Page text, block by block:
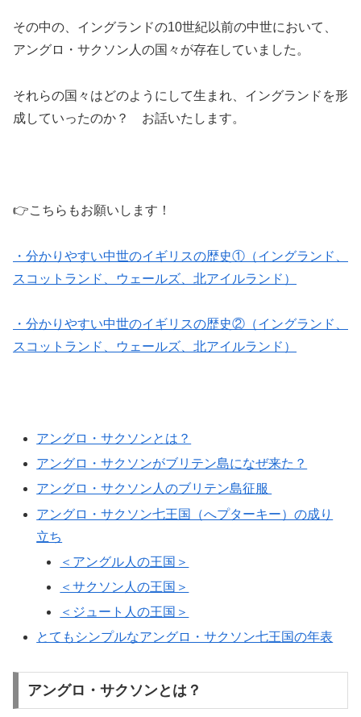
その中の、イングランドの10世紀以前の中世において、
アングロ・サクソン人の国々が存在していました。
それらの国々はどのようにして生まれ、イングランドを形
成していったのか？ お話いたします。
👉こちらもお願いします！
・分かりやすい中世のイギリスの歴史①（イングランド、
スコットランド、ウェールズ、北アイルランド）
・分かりやすい中世のイギリスの歴史②（イングランド、
スコットランド、ウェールズ、北アイルランド）
アングロ・サクソンとは？
アングロ・サクソンがブリテン島になぜ来た？
アングロ・サクソン人のブリテン島征服
アングロ・サクソン七王国（へプターキー）の成り
立ち
＜アングル人の王国＞
＜サクソン人の王国＞
＜ジュート人の王国＞
とてもシンプルなアングロ・サクソン七王国の年表
アングロ・サクソンとは？